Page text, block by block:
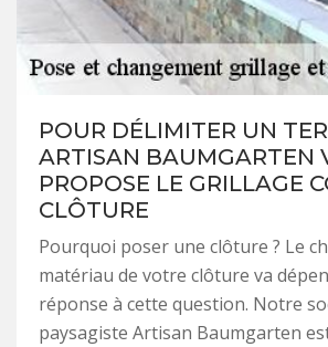
POUR DÉLIMITER UN
ARTISAN BAUMGARTEN
PROPOSE LE GRILLAGE
CLÔTURE
Pourquoi poser une clôture ? Le
matériau de votre clôture va
réponse à cette question. Notre
paysagiste Artisan Baumgarten